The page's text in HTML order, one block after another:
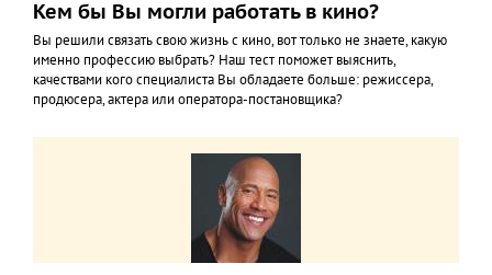
Кем бы Вы могли работать в кино?
Вы решили связать свою жизнь с кино, вот только не знаете, какую
именно профессию выбрать? Наш тест поможет выяснить,
качествами кого специалиста Вы обладаете больше: режиссера,
продюсера, актера или оператора-постановщика?